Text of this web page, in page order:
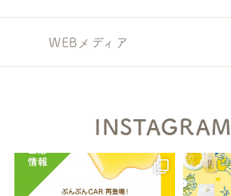
WEBメディア
INSTAGRAM